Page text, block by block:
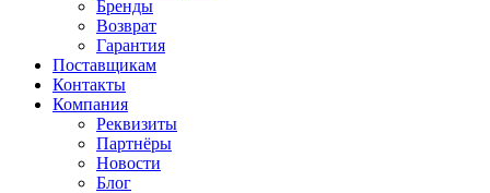
Бренды
Возврат
Гарантия
Поставщикам
Контакты
Компания
Реквизиты
Партнёры
Новости
Блог